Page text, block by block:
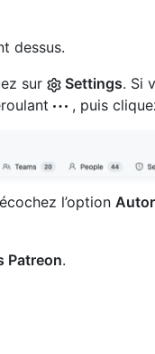
dessus.
sur
Settings. Si
, puis
l’option
Patreon.